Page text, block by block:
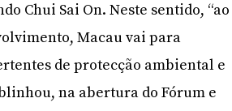
Chui Sai On. Neste sentido, “ao
Macau vai para
de protecção ambiental e
na abertura do Fórum e